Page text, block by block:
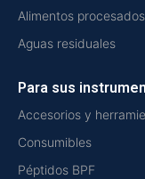
Alimentos procesados
Aguas residuales
Para sus
Accesorios y
Consumibles
Péptidos BPF